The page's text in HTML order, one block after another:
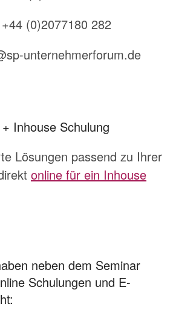
(0)2077180 282
unternehmerforum.de
Inhouse Schulung
Lösungen passend zu Ihrer
online für ein Inhouse
neben dem Seminar
Schulungen und E-